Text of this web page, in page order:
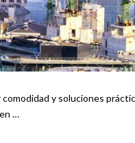
y soluciones
en …